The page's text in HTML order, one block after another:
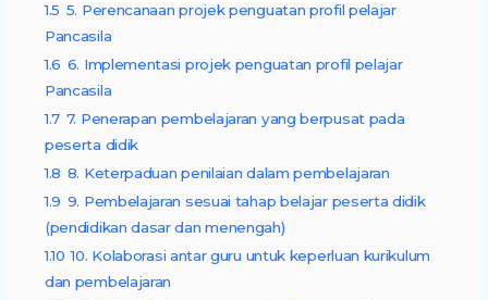
1.5 5. Perencanaan projek penguatan profil pelajar
Pancasila
1.6 6. Implementasi projek penguatan profil pelajar
Pancasila
1.7 7. Penerapan pembelajaran yang berpusat pada
peserta didik
1.8 8. Keterpaduan penilaian dalam pembelajaran
1.9 9. Pembelajaran sesuai tahap belajar peserta didik
(pendidikan dasar dan menengah)
1.10 10. Kolaborasi antar guru untuk keperluan kurikulum
dan pembelajaran